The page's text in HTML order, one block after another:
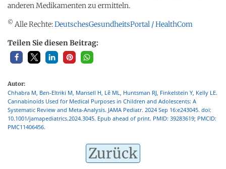
anderen Medikamenten zu ermitteln.
© Alle Rechte:DeutschesGesundheitsPortal / HealthCom
Teilen Sie diesen Beitrag:
Autor:
Chhabra M, Ben-Eltriki M, Mansell H, Lê ML, Huntsman RJ, Finkelstein Y, Kelly LE.
Cannabinoids Used for Medical Purposes in Children and Adolescents: A
Systematic Review and Meta-Analysis. JAMA Pediatr. 2024 Sep 16:e243045. doi:
10.1001/jamapediatrics.2024.3045. Epub ahead of print. PMID: 39283619; PMCID:
PMC11406456.
Zurück